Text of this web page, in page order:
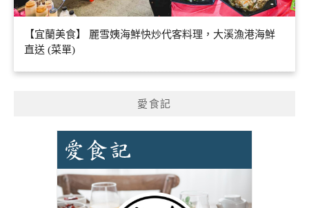
【宜蘭美食】 麗雪姨海鮮快炒代客料理，大溪漁港海鮮
直送 (菜單)
愛食記